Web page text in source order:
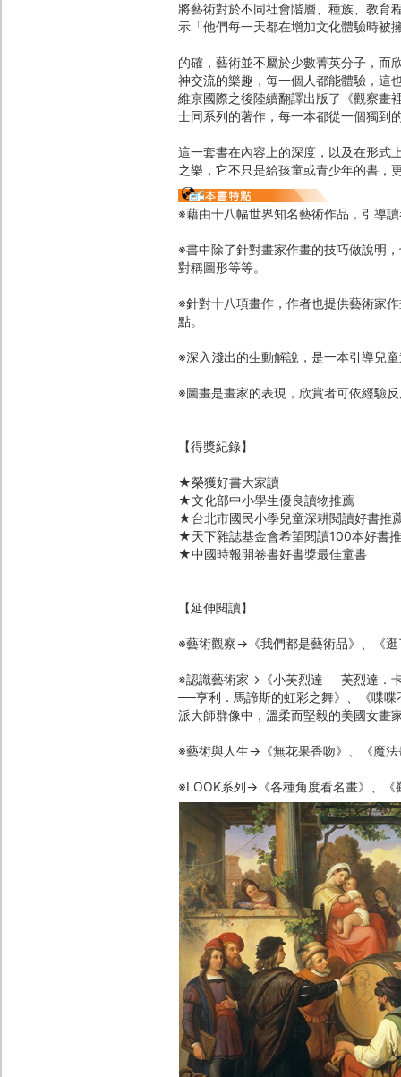
將藝術對於不同社會階層、種族、教育
示「他們每一天都在增加文化體驗時被
的確，藝術並不屬於少數菁英分子，而
神交流的樂趣，每一個人都能體驗，這
維京國際之後陸續翻譯出版了《觀察畫
士同系列的著作，每一本都從一個獨到
這一套書在內容上的深度，以及在形式
之樂，它不只是給孩童或青少年的書，
※藉由十八幅世界知名藝術作品，引導
※書中除了針對畫家作畫的技巧做說明
對稱圖形等等。
※針對十八項畫作，作者也提供藝術家
點。
※深入淺出的生動解說，是一本引導兒
※圖畫是畫家的表現，欣賞者可依經驗
【得獎紀錄】
★榮獲好書大家讀
★文化部中小學生優良讀物推薦
★台北市國民小學兒童深耕閱讀好書推
★天下雜誌基金會希望閱讀100本好書
★中國時報開卷書好書獎最佳童書
【延伸閱讀】
※藝術觀察→《我們都是藝術品》、《
※認識藝術家→《小芙烈達──芙烈達．
──亨利．馬諦斯的虹彩之舞》、《喋
派大師群像中，溫柔而堅毅的美國女畫
※藝術與人生→《無花果香吻》、《魔
※LOOK系列→《各種角度看名畫》、《